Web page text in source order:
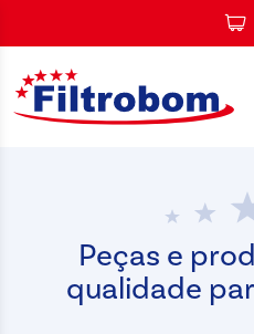
Peças e
qualidade